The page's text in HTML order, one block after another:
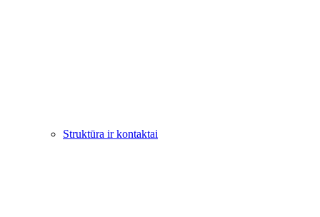
Struktūra ir kontaktai